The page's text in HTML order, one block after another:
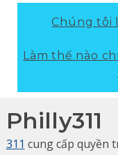
Chúng tôi
Làm thế nào
Philly311
311 cung cấp quyền